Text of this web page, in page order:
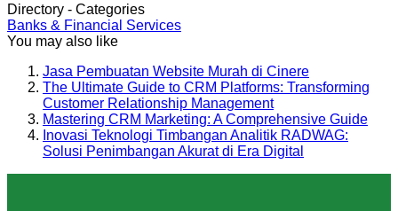
CRM
Enhancing
Customer
Relationships
and
Driving
Business
Business
Success
CRM
System:
An
In-
Depth
Guide
CRM
Directory - Categories
Banks & Financial Services
You may also like
Jasa Pembuatan Website Murah di Cinere
The Ultimate Guide to CRM Platforms: Transforming
Customer Relationship Management
Mastering CRM Marketing: A Comprehensive Guide
Inovasi Teknologi Timbangan Analitik RADWAG:
Solusi Penimbangan Akurat di Era Digital